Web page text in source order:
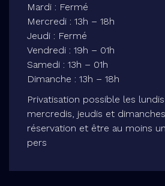
Mardi : Fermé
Mercredi : 13h – 18h
Jeudi : Fermé
Vendredi : 19h – 01h
Samedi : 13h – 01h
Dimanche : 13h – 18h
Privatisation possible les
mercredis, jeudis et
réservation et être au moins
pers